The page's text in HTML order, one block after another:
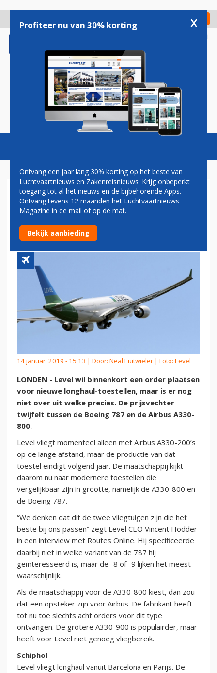
gaan
Check in
Magazine Podcasts Vacatures
LEVEL TWIJFELT TUSSEN
BOEING 787 EN AIRBUS
A330-800
14 januari 2019 - 15:13 | Door: Neal Luitwieler | Foto: Level
LONDEN - Level wil binnenkort een order plaatsen
voor nieuwe longhaul-toestellen, maar is er nog
niet over uit welke precies. De prijsvechter
twijfelt tussen de Boeing 787 en de Airbus A330-
800.
Level vliegt momenteel alleen met Airbus A330-200’s
op de lange afstand, maar de productie van dat
toestel eindigt volgend jaar. De maatschappij kijkt
daarom nu naar modernere toestellen die
vergelijkbaar zijn in grootte, namelijk de A330-800 en
de Boeing 787.
“We denken dat dit de twee vliegtuigen zijn die het
beste bij ons passen” zegt Level CEO Vincent Hodder
in een interview met Routes Online. Hij specificeerde
daarbij niet in welke variant van de 787 hij
geïnteresseerd is, maar de -8 of -9 lijken het meest
waarschijnlijk.
Als de maatschappij voor de A330-800 kiest, dan zou
dat een opsteker zijn voor Airbus. De fabrikant heeft
tot nu toe slechts acht orders voor dit type
ontvangen. De grotere A330-900 is populairder, maar
heeft voor Level niet genoeg vliegbereik.
Schiphol
Level vliegt longhaul vanuit Barcelona en Parijs. De
Profiteer nu van 30% korting x
Ontvang een jaar lang 30% korting op het beste van
Luchtvaartnieuws en Zakenreisnieuws. Krijg onbeperkt
toegang tot al het nieuws en de bijbehorende Apps.
Ontvang tevens 12 maanden het Luchtvaartnieuws
Magazine in de mail of op de mat.
Bekijk aanbieding